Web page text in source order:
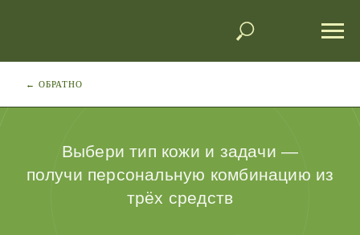
← ОБРАТНО
Выбери тип кожи и задачи —
получи персональную комбинацию из
трёх средств